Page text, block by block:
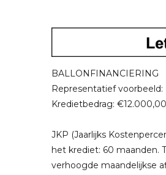
BALLONFINANCIERING
Representatief
Kredietbedrag:
JKP (Jaarlijks
het krediet: 60 maanden.
verhoogde maandelijkse